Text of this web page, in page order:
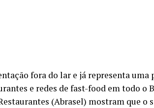
fora do lar e já representa uma
e redes de fast-food em todo o
(Abrasel) mostram que o